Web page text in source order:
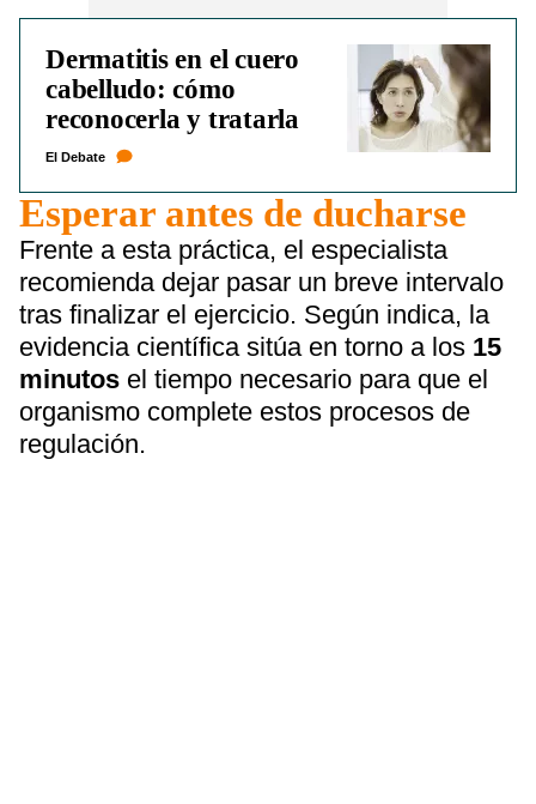
Dermatitis en el cuero
cabelludo: cómo
reconocerla y tratarla
El Debate
Esperar antes de ducharse
Frente a esta práctica, el especialista
recomienda dejar pasar un breve intervalo
tras finalizar el ejercicio. Según indica, la
evidencia científica sitúa en torno a los 15
minutos el tiempo necesario para que el
organismo complete estos procesos de
regulación.